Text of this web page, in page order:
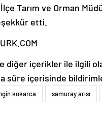
Tarım ve Orman
etti.
diğer içerikler ile ilgili
süre içerisinde
kokarca samuray arısı